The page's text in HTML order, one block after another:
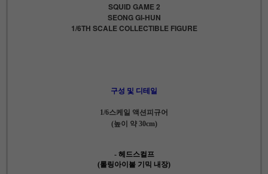
SQUID GAME 2
SEONG GI-HUN
1/6TH SCALE COLLECTIBLE FIGURE
구성 및 디테일
1/6스케일 액션피규어
(높이 약 30cm)
- 헤드스컬프
(롤링아이볼 기믹 내장)